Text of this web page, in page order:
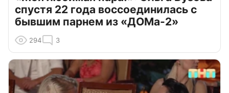
спустя 22 года воссоединилась с
бывшим парнем из «ДОМа-2»
294 3